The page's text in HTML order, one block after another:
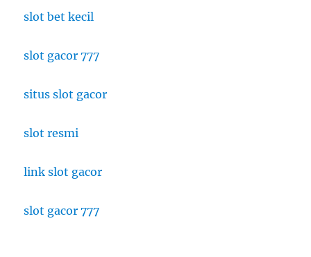
slot bet kecil
slot gacor 777
situs slot gacor
slot resmi
link slot gacor
slot gacor 777